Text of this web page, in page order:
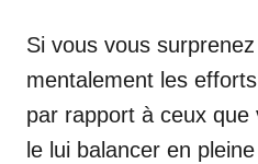
Si vous vous
mentalement les
par rapport à ceux
le lui balancer en